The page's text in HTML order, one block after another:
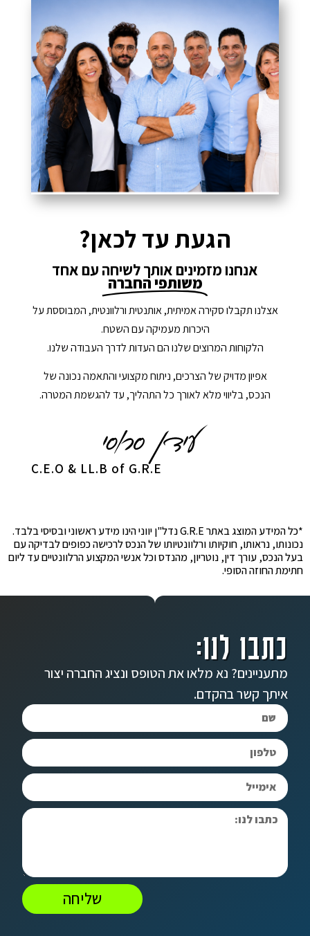
הגעת עד לכאן?
אנחנו מזמינים אותך לשיחה עם אחד
משותפי החברה
אצלנו תקבלו סקירה אמיתית, אותנטית ורלוונטית, המבוססת על
היכרות מעמיקה עם השטח.
הלקוחות המרוצים שלנו הם העדות לדרך העבודה שלנו.
אפיון מדויק של הצרכים, ניתוח מקצועי והתאמה נכונה של
הנכס, בליווי מלא לאורך כל התהליך, עד להגשמת המטרה.
C.E.O & LL.B of G.R.E
*כל המידע המוצג באתר G.R.E נדל"ן יווני הינו מידע ראשוני ובסיסי בלבד.
נכונותו, נראותו, חוקיותו ורלוונטיותו של הנכס לרכישה כפופים לבדיקה עם
בעל הנכס, עורך דין, נוטריון, מהנדס וכל אנשי המקצוע הרלוונטיים עד ליום
חתימת החוזה הסופי.
כתבו לנו:
מתעניינים? נא מלאו את הטופס ונציג החברה יצור
איתך קשר בהקדם.
שליחה